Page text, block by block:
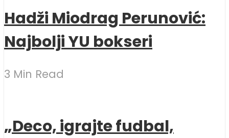
Hadži Miodrag Perunović:
Najbolji YU bokseri
3 Min Read
„Deco, igrajte fudbal,